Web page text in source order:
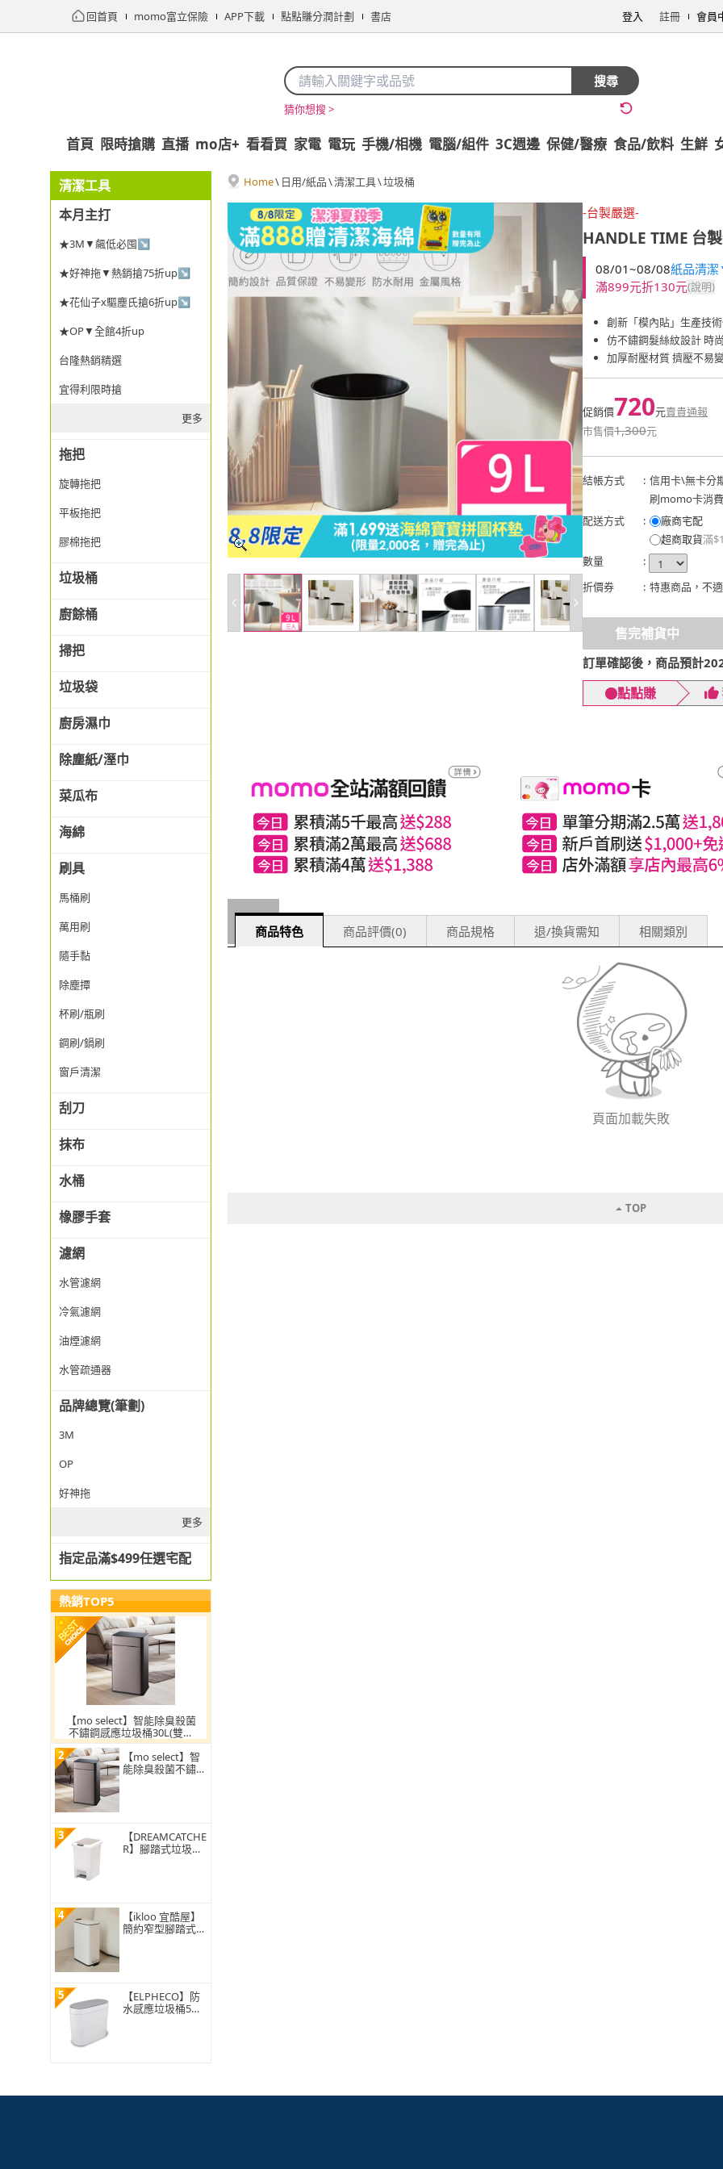
回首頁 momo富立保險 APP下載 點點賺分潤計劃 書店 登入 註冊 會員
搜尋
猜你想搜 >
首頁 限時搶購 直播 mo店+ 看看買 家電 電玩 手機/相機 電腦/組件 3C週邊 保健/醫療 食品/飲料 生鮮
清潔工具
本月主打
★3M▼飆低必囤↘
★好神拖▼熱銷搶75折up↘
★花仙子x驅塵氏搶6折up↘
★OP▼全館4折up
台隆熱銷精選
宜得利限時搶
更多
拖把
旋轉拖把
平板拖把
膠棉拖把
垃圾桶
廚餘桶
掃把
垃圾袋
廚房濕巾
除塵紙/溼巾
菜瓜布
海綿
刷具
馬桶刷
萬用刷
隨手黏
除塵撢
杯刷/瓶刷
鋼刷/鍋刷
窗戶清潔
刮刀
抹布
水桶
橡膠手套
濾網
水管濾網
冷氣濾網
油煙濾網
水管疏通器
品牌總覽(筆劃)
3M
OP
好神拖
更多
指定品滿$499任選宅配
熱銷TOP5
【mo select】智能除臭殺菌
不鏽鋼感應垃圾桶30L(雙開
蓋/大容量/附充電電池/mo選)
2
【mo select】智
能除臭殺菌不鏽鋼
3
【DREAMCATCHE
R】腳踏式垃圾桶
4
【ikloo 宜酷屋】
簡約窄型腳踏式垃
5
【ELPHECO】防
水感應垃圾桶5公
Home\ 日用/紙品\清潔工具\垃圾桶
-台製嚴選-
HANDLE TIME 台
08/01~08/08紙品清
滿899元折130元(說明)
創新「模內貼」生產技
仿不鏽鋼髮絲紋設計 時
加厚耐壓材質 擠壓不易
促銷價720元賣貴通報
市售價1,300元
結帳方式 : 信用卡\無卡分
刷momo卡消
配送方式
:
廠商宅配
超商取貨滿
數量
:
折價券
: 特惠商品，不
售完補貨中
訂單確認後，商品預計
點點賺
商品特色 商品評價(0) 商品規格 退/換貨需知 相關類別
頁面加載失敗
TOP